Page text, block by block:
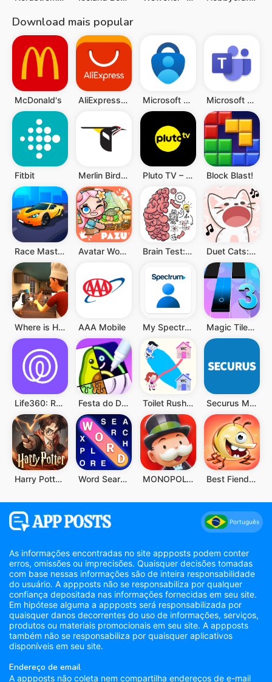
Download mais popular
McDonald's AliExpress: Compras online Microsoft Authenticator Microsoft Teams
Fitbit Merlin Bird ID por Cornell Lab Pluto TV – TV Ao vivo e Filmes Block Blast!
Race Master 3D Avatar World ® Brain Test: Jogos Mentais Duet Cats: música popcat fofa
Where is He: Hide and Seek AAA Mobile My Spectrum Magic Tiles 3: Jogo de Piano
Life360: Rastreador de Celular Festa do Desenho Toilet Rush Race: Draw Puzzle Securus Mobile
Harry Potter: Desperta a Magia Word Search Explorer MONOPOLY GO! Best Fiends - Combinações
Português
As informações encontradas no site appposts podem conter
erros, omissões ou imprecisões. Quaisquer decisões tomadas
com base nessas informações são de inteira responsabilidade
do usuário. A appposts não se responsabiliza por qualquer
confiança depositada nas informações fornecidas em seu site.
Em hipótese alguma a appposts será responsabilizada por
quaisquer danos decorrentes do uso de informações, serviços,
produtos ou materiais promocionais em seu site. A appposts
também não se responsabiliza por quaisquer aplicativos
disponíveis em seu site.
Endereço de email
A appposts não coleta nem compartilha endereços de e-mail